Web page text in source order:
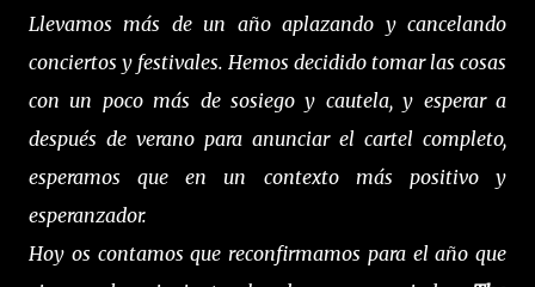
Llevamos más de un año aplazando y cancelando
conciertos y festivales. Hemos decidido tomar las cosas
con un poco más de sosiego y cautela, y esperar a
después de verano para anunciar el cartel completo,
esperamos que en un contexto más positivo y
esperanzador.
Hoy os contamos que reconfirmamos para el año que